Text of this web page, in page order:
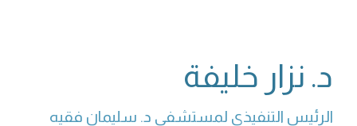
د. نزار خليفة
الرئيس التنفيذي لمستشفى د. سليمان فقيه